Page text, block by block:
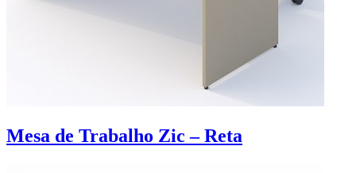
Mesa de Trabalho Zic – Reta